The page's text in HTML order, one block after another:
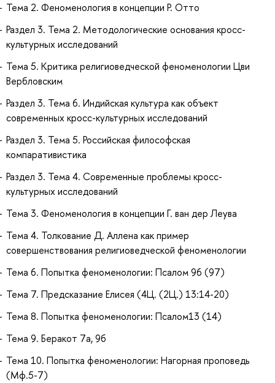
Тема 2. Феноменология в концепции Р. Отто
Раздел 3. Тема 2. Методологические основания кросс-
культурных исследований
Тема 5. Критика религиоведческой феноменологии Цви
Вербловским
Раздел 3. Тема 6. Индийская культура как объект
современных кросс-культурных исследований
Раздел 3. Тема 5. Российская философская
компаративистика
Раздел 3. Тема 4. Современные проблемы кросс-
культурных исследований
Тема 3. Феноменология в концепции Г. ван дер Леува
Тема 4. Толкование Д. Аллена как пример
совершенствования религиоведческой феноменологии
Тема 6. Попытка феноменологии: Псалом 96 (97)
Тема 7. Предсказание Елисея (4Ц. (2Ц.) 13:14-20)
Тема 8. Попытка феноменологии: Псалом13 (14)
Тема 9. Беракот 7а, 9б
Тема 10. Попытка феноменологии: Нагорная проповедь
(Мф.5-7)